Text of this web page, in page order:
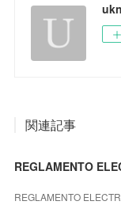
関連記事
REGLAMENTO